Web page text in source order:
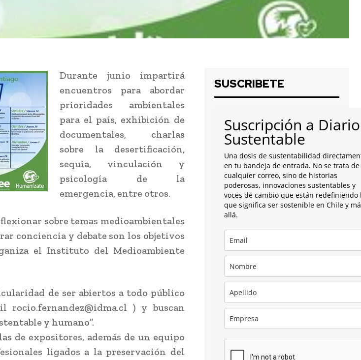
Durante junio impartirá
encuentros para abordar
prioridades ambientales
para el país, exhibición de
documentales, charlas
sobre la desertificación,
sequía, vinculación y
psicología de la
emergencia, entre otros.
sobre temas medioambientales
conciencia y debate son los objetivos
el Instituto del Medioambiente
de ser abiertos a todo público
) y buscan
y humano”.
de expositores, además de un equipo
ligados a la preservación del
SUSCRIBETE
Suscripción a Diario
Sustentable
Una dosis de sustentabilidad
en tu bandeja de entrada. No se trata de
cualquier correo, sino de historias
poderosas, innovaciones sustentables y
voces de cambio que están redefiniendo
que significa ser sostenible en Chile y
allá.